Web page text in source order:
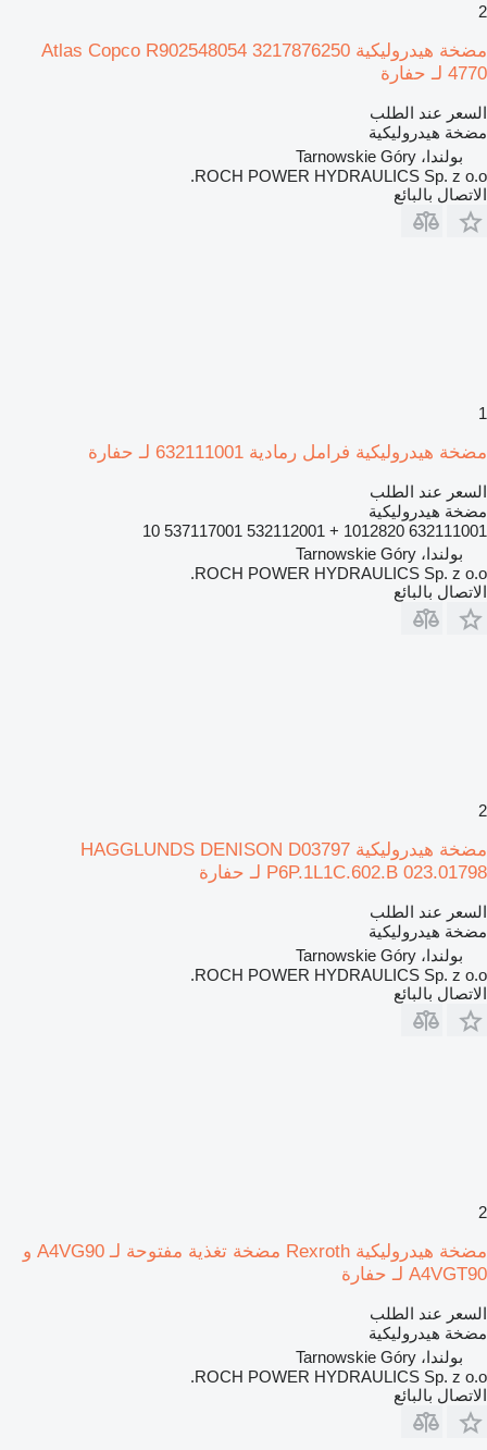
2
مضخة هيدروليكية Atlas Copco R902548054 3217876250
4770 لـ حفارة
السعر عند الطلب
مضخة هيدروليكية
بولندا، Tarnowskie Góry
ROCH POWER HYDRAULICS Sp. z o.o.
الاتصال بالبائع
1
مضخة هيدروليكية فرامل رمادية 632111001 لـ حفارة
السعر عند الطلب
مضخة هيدروليكية
632111001 1012820 + 532112001 537117001 10
بولندا، Tarnowskie Góry
ROCH POWER HYDRAULICS Sp. z o.o.
الاتصال بالبائع
2
مضخة هيدروليكية HAGGLUNDS DENISON D03797
P6P.1L1C.602.B 023.01798 لـ حفارة
السعر عند الطلب
مضخة هيدروليكية
بولندا، Tarnowskie Góry
ROCH POWER HYDRAULICS Sp. z o.o.
الاتصال بالبائع
2
مضخة هيدروليكية Rexroth مضخة تغذية مفتوحة لـ A4VG90 و
A4VGT90 لـ حفارة
السعر عند الطلب
مضخة هيدروليكية
بولندا، Tarnowskie Góry
ROCH POWER HYDRAULICS Sp. z o.o.
الاتصال بالبائع